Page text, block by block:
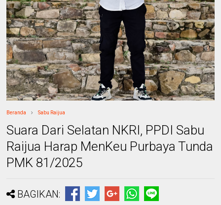
Beranda Sabu Raijua
Suara Dari Selatan NKRI, PPDI Sabu
Raijua Harap MenKeu Purbaya Tunda
PMK 81/2025
BAGIKAN: